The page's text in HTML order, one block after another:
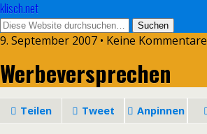
klisch.net
9. September 2007 • Keine Kommentare
Werbeversprechen
Teilen Tweet Anpinnen